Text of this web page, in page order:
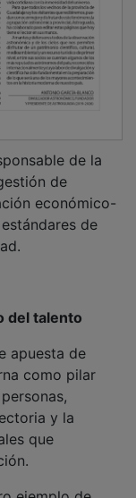
y la
que
ejemplo de
y
la
altamente
la cultura
la
de la